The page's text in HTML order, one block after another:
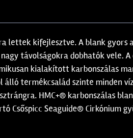
lettek kifejlesztve. A blank gyors
távolságokra dobhatók vele.
kialakított karbonszálas
termékcsalád szinte minden
HMC+® karbonszálas
Csőspicc Seaguide® Cirkónium